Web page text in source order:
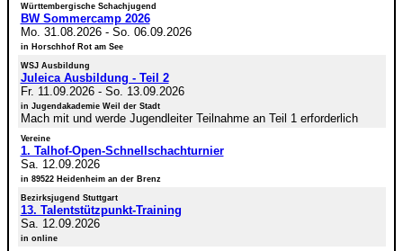
Württembergische Schachjugend
BW Sommercamp 2026
Mo. 31.08.2026- So. 06.09.2026
in Horschhof Rot am See
WSJ Ausbildung
Juleica Ausbildung - Teil 2
Fr. 11.09.2026- So. 13.09.2026
in Jugendakademie Weil der Stadt
Mach mit und werde Jugendleiter Teilnahme an Teil 1 erforderlich
Vereine
1. Talhof-Open-Schnellschachturnier
Sa. 12.09.2026
in 89522 Heidenheim an der Brenz
Bezirksjugend Stuttgart
13. Talentstützpunkt-Training
Sa. 12.09.2026
in online